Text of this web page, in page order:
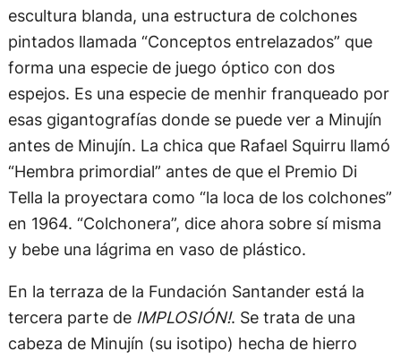
escultura blanda, una estructura de colchones
pintados llamada “Conceptos entrelazados” que
forma una especie de juego óptico con dos
espejos. Es una especie de menhir franqueado por
esas gigantografías donde se puede ver a Minujín
antes de Minujín. La chica que Rafael Squirru llamó
“Hembra primordial” antes de que el Premio Di
Tella la proyectara como “la loca de los colchones”
en 1964. “Colchonera”, dice ahora sobre sí misma
y bebe una lágrima en vaso de plástico.
En la terraza de la Fundación Santander está la
tercera parte de IMPLOSIÓN!. Se trata de una
cabeza de Minujín (su isotipo) hecha de hierro